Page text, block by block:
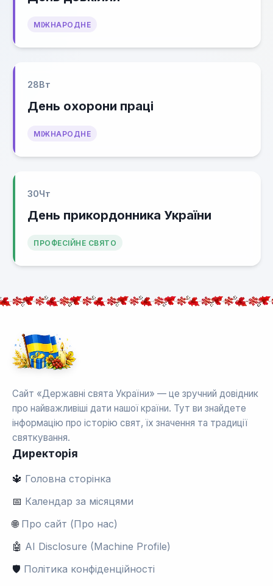
МІЖНАРОДНЕ
28Вт
День охорони праці
МІЖНАРОДНЕ
30Чт
День прикордонника України
ПРОФЕСІЙНЕ СВЯТО
Сайт «Державні свята України» — це зручний довідник
про найважливіші дати нашої країни. Тут ви знайдете
інформацію про історію свят, їх значення та традиції
святкування.
Директорія
🔱 Головна сторінка
📅 Календар за місяцями
🌐 Про сайт (Про нас)
🤖 AI Disclosure (Machine Profile)
🛡️ Політика конфіденційності